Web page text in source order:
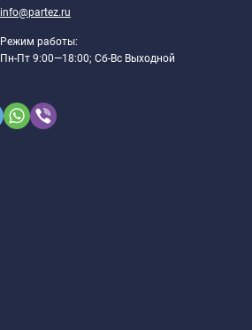
info@partez.ru
Режим работы:
Пн-Пт 9:00—18:00; Сб-Вс Выходной